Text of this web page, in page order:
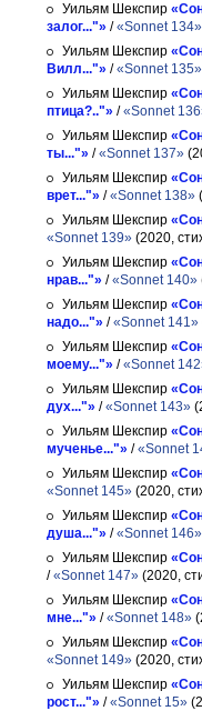
Уильям Шекспир
залог..."» /«Sonnet 134»
Уильям Шекспир
Вилл..."» /«Sonnet 135»
Уильям Шекспир
птица?.."» /«Sonnet
Уильям Шекспир
ты..."» /«Sonnet 137»
Уильям Шекспир
врет..."» /«Sonnet 138»
Уильям Шекспир
«Sonnet 139» (2020,
Уильям Шекспир
нрав..."» /«Sonnet 140»
Уильям Шекспир
надо..."» /«Sonnet 141»
Уильям Шекспир
моему..."» /«Sonnet
Уильям Шекспир
дух..."» /«Sonnet 143»
Уильям Шекспир
мученье..."» /«Sonnet
Уильям Шекспир
«Sonnet 145» (2020,
Уильям Шекспир
душа..."» /«Sonnet 146»
Уильям Шекспир
/«Sonnet 147» (2020,
Уильям Шекспир
мне..."» /«Sonnet 148»
Уильям Шекспир
«Sonnet 149» (2020,
Уильям Шекспир
рост..."» /«Sonnet 15»